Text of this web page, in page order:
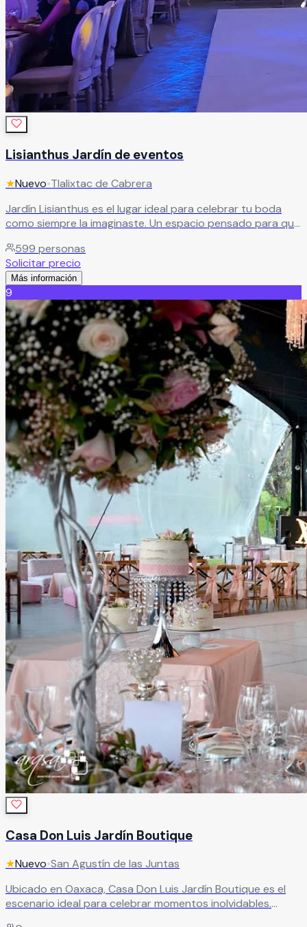
Lisianthus Jardín de eventos
★Nuevo•Tlalixtac de Cabrera
Jardín Lisianthus es el lugar ideal para celebrar tu boda
como siempre la imaginaste. Un espacio pensado para que
ambiente lleno de belleza y encanto. Cuenta con amplias
instalaciones, una decoración cuidada al detalle y un
servicio incomparable que hará de tu celebración un
evento único y memorable.
599 personas
Solicitar precio
Más información
9
Casa Don Luis Jardín Boutique
★Nuevo•San Agustín de las Juntas
Ubicado en Oaxaca, Casa Don Luis Jardín Boutique es el
escenario ideal para celebrar momentos inolvidables.